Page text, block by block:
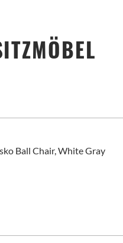
Vintage Design Sitzmöbeln